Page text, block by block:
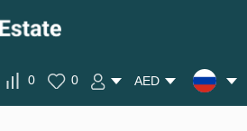
0 0 AED